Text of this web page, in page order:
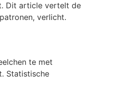
Dit article vertelt de
verlicht.
te met
Statistische